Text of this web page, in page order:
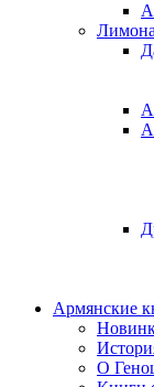
Армянские
О